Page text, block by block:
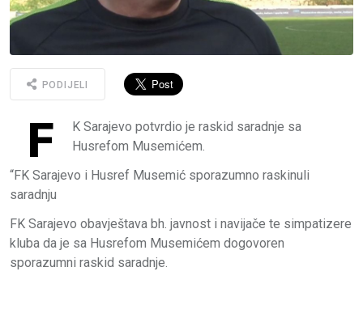
PODIJELI
F
K Sarajevo potvrdio je raskid saradnje sa
Husrefom Musemićem.
“FK Sarajevo i Husref Musemić sporazumno raskinuli
saradnju
FK Sarajevo obavještava bh. javnost i navijače te simpatizere
kluba da je sa Husrefom Musemićem dogovoren
sporazumni raskid saradnje.